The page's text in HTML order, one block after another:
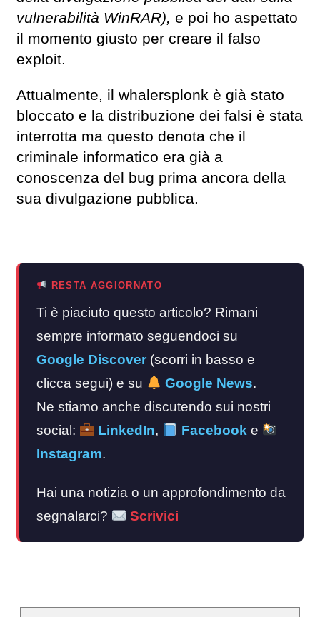
vulnerabilità WinRAR), e poi ho aspettato
il momento giusto per creare il falso
exploit.
Attualmente, il whalersplonk è già stato
bloccato e la distribuzione dei falsi è stata
interrotta ma questo denota che il
criminale informatico era già a
conoscenza del bug prima ancora della
sua divulgazione pubblica.
RESTA AGGIORNATO
Ti è piaciuto questo articolo? Rimani
sempre informato seguendoci su
Google Discover (scorri in basso e
clicca segui) e su
Google News.
Ne stiamo anche discutendo sui nostri
social:
LinkedIn, Facebook e
Instagram.
Hai una notizia o un approfondimento da
segnalarci?
Scrivici